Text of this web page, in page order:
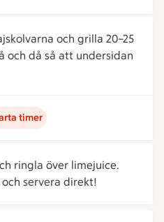
och grilla 20–25
och då så att undersidan
timer
ringla över limejuice.
servera direkt!